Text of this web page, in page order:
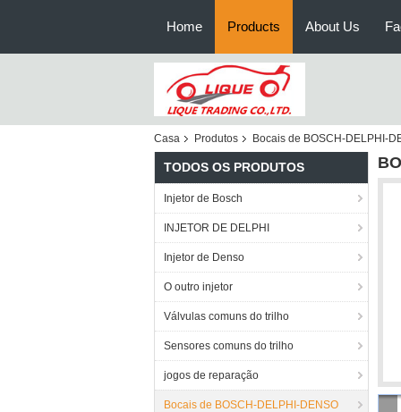
Home Products About Us
Casa Produtos Bocais de BOSCH-DELPHI-
TODOS OS PRODUTOS
Injetor de Bosch
INJETOR DE DELPHI
Injetor de Denso
O outro injetor
Válvulas comuns do trilho
Sensores comuns do trilho
jogos de reparação
Bocais de BOSCH-DELPHI-DENSO